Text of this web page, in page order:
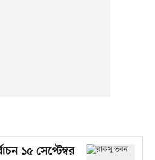
১৫ সেপ্টেম্বর